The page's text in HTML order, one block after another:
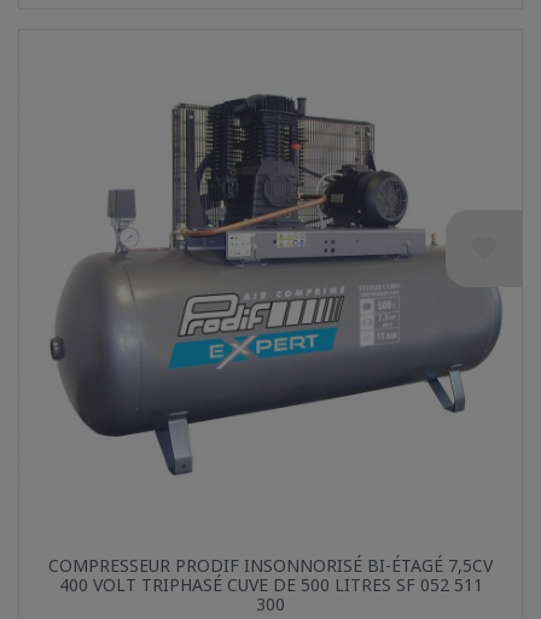
 Aperçu rapide
COMPRESSEUR PRODIF INSONNORISÉ BI-ÉTAGÉ 7,5CV
400 VOLT TRIPHASÉ CUVE DE 500 LITRES SF 052 511
300